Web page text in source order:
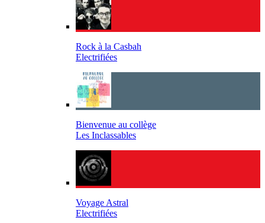
Rock à la Casbah
Electrifiées
Bienvenue au collège
Les Inclassables
Voyage Astral
Electrifiées